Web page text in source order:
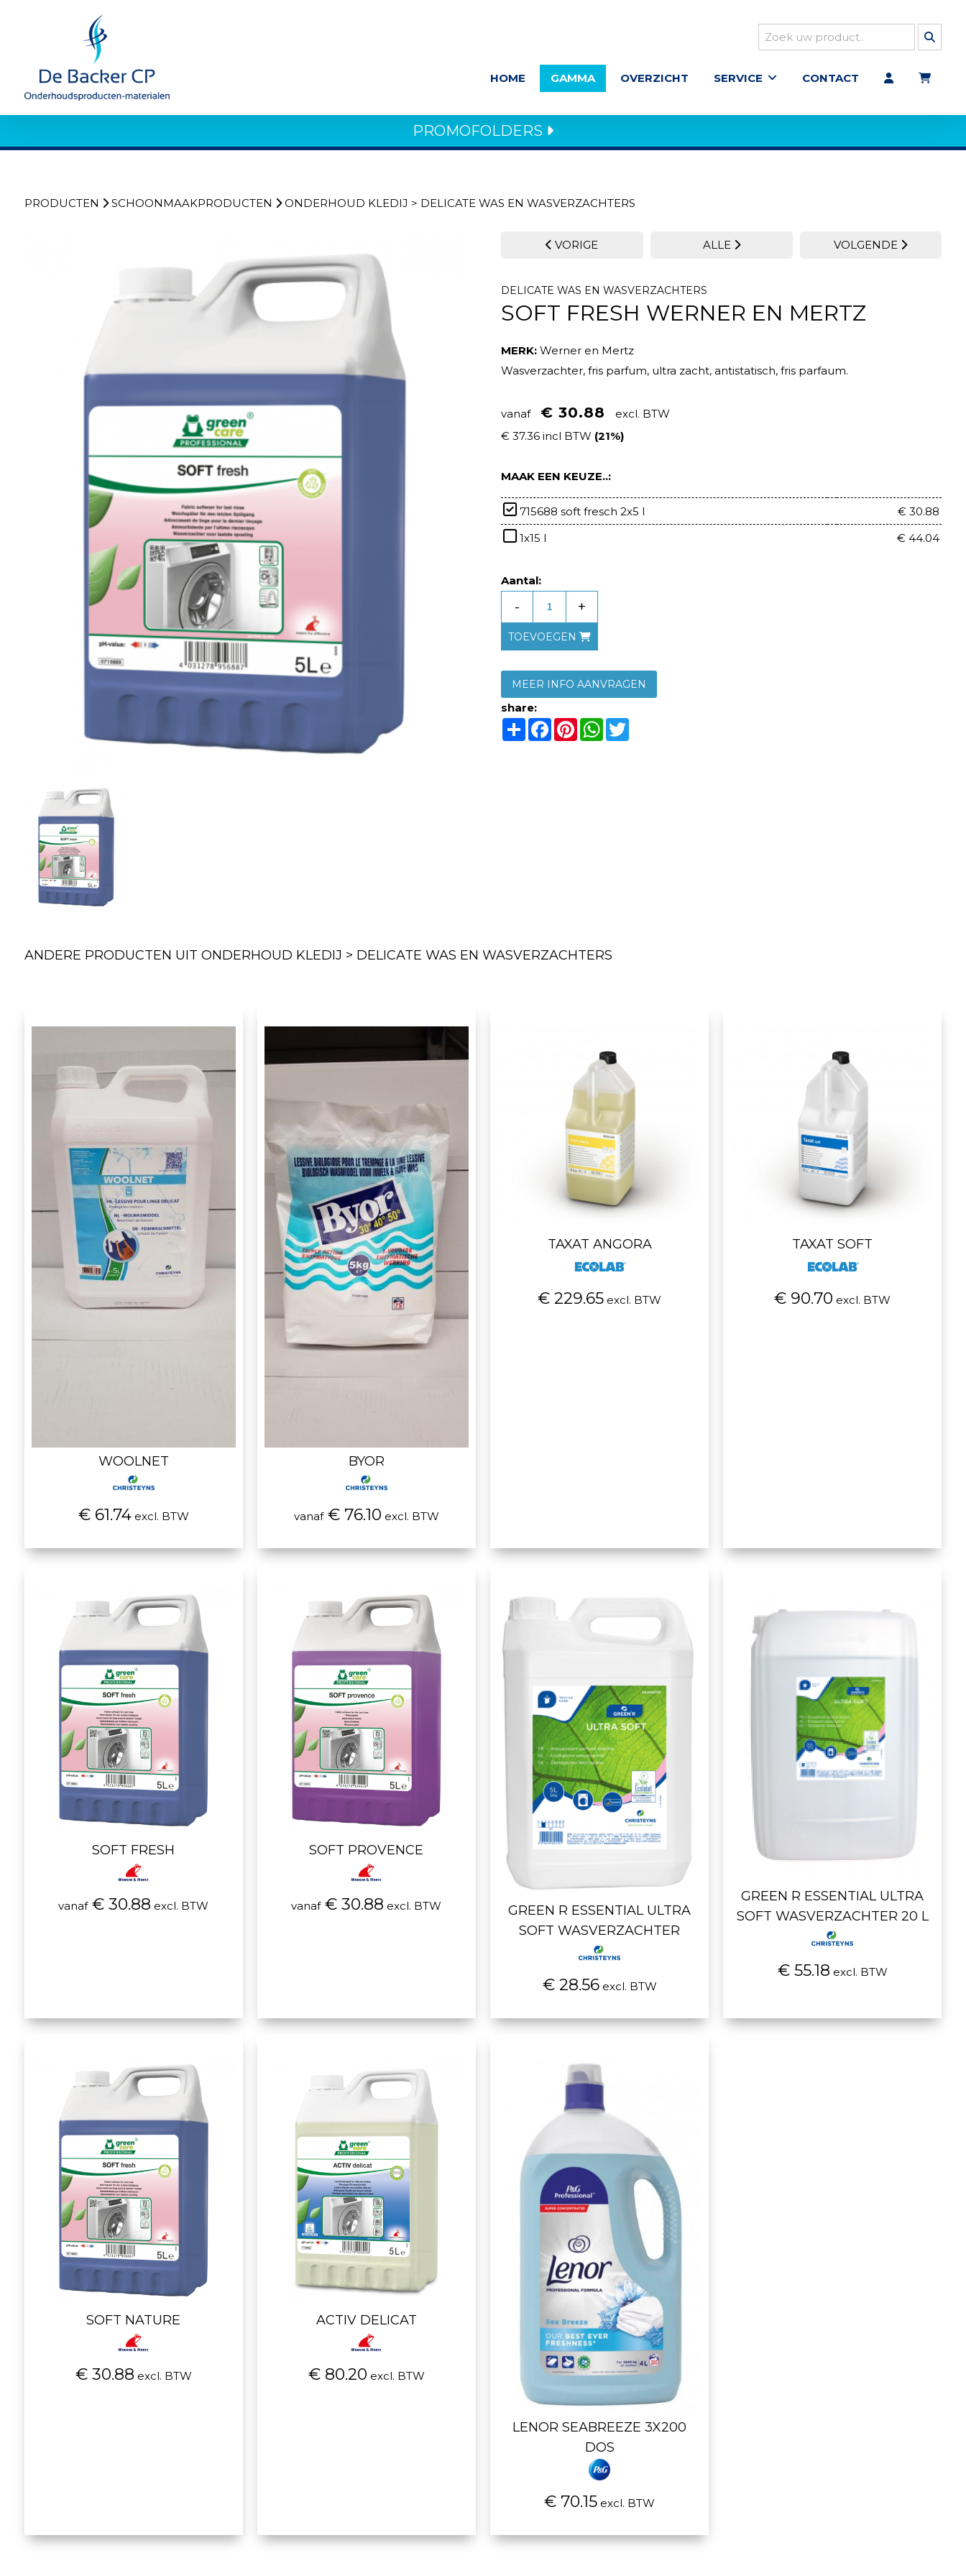
HOME GAMMA OVERZICHT SERVICE CONTACT
PROMOFOLDERS
PRODUCTEN SCHOONMAAKPRODUCTEN ONDERHOUD KLEDIJ > DELICATE WAS EN WASVERZACHTERS
VORIGE ALLE VOLGENDE
DELICATE WAS EN WASVERZACHTERS
SOFT FRESH WERNER EN MERTZ
MERK: Werner en Mertz
Wasverzachter, fris parfum, ultra zacht, antistatisch, fris parfaum.
vanaf € 30.88
excl. BTW
€ 37.36 incl BTW (21%)
MAAK EEN KEUZE..:
715688 soft fresch 2x5 l
€ 30.88
1x15 l
€ 44.04
Aantal:
- +
TOEVOEGEN
MEER INFO AANVRAGEN
share:
ShareFacebook
PinterestWhatsApp
ANDERE PRODUCTEN UIT ONDERHOUD KLEDIJ > DELICATE WAS EN WASVERZACHTERS
WOOLNET
€ 61.74excl. BTW
BYOR
vanaf€ 76.10 excl. BTW
TAXAT ANGORA
€ 229.65 excl. BTW
TAXAT SOFT
€ 90.70 excl. BTW
SOFT FRESH
vanaf€ 30.88 excl. BTW
SOFT PROVENCE
vanaf€ 30.88 excl. BTW
GREEN R ESSENTIAL ULTRA
SOFT WASVERZACHTER
€ 28.56excl. BTW
GREEN R ESSENTIAL ULTRA
SOFT WASVERZACHTER 20 L
€ 55.18 excl. BTW
SOFT NATURE
€ 30.88 excl. BTW
ACTIV DELICAT
€ 80.20 excl. BTW
LENOR SEABREEZE 3X200
DOS
€ 70.15 excl. BTW